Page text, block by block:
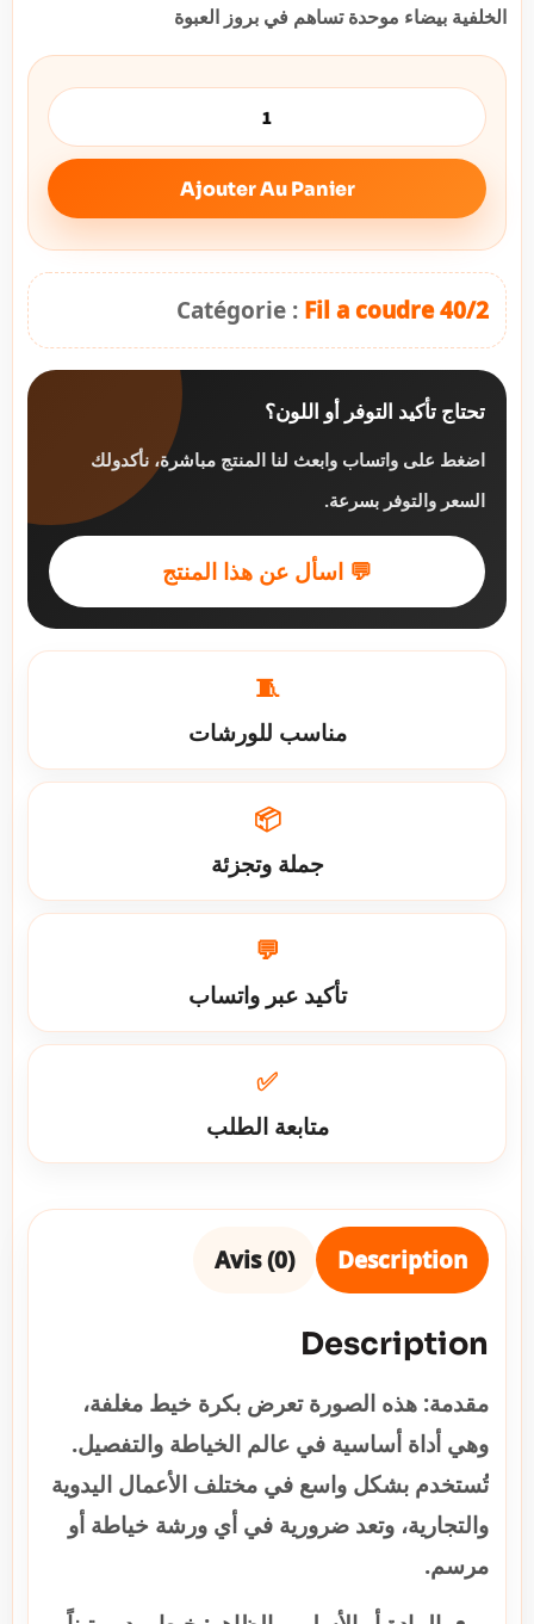
الخلفية بيضاء موحدة تساهم في بروز العبوة
Ajouter Au Panier
Catégorie : Fil a coudre 40/2
تحتاج تأكيد التوفر أو اللون؟
اضغط على واتساب وابعث لنا المنتج مباشرة، نأكدولك
السعر والتوفر بسرعة.
💬 اسأل عن هذا المنتج
🧵
مناسب للورشات
📦
جملة وتجزئة
💬
تأكيد عبر واتساب
✅
متابعة الطلب
Description
Avis (0)
Description
مقدمة: هذه الصورة تعرض بكرة خيط مغلفة،
وهي أداة أساسية في عالم الخياطة والتفصيل.
تُستخدم بشكل واسع في مختلف الأعمال اليدوية
والتجارية، وتعد ضرورية في أي ورشة خياطة أو
مرسم.